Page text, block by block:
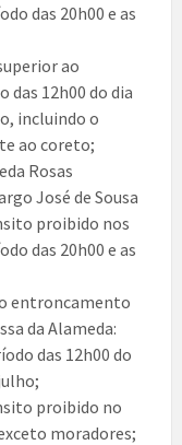
das 20h00 e as
ao
12h00 do dia
incluindo o
ao coreto;
Rosas
José de Sousa
proibido nos
das 20h00 e as
entroncamento
da Alameda:
das 12h00 do
proibido no
moradores;